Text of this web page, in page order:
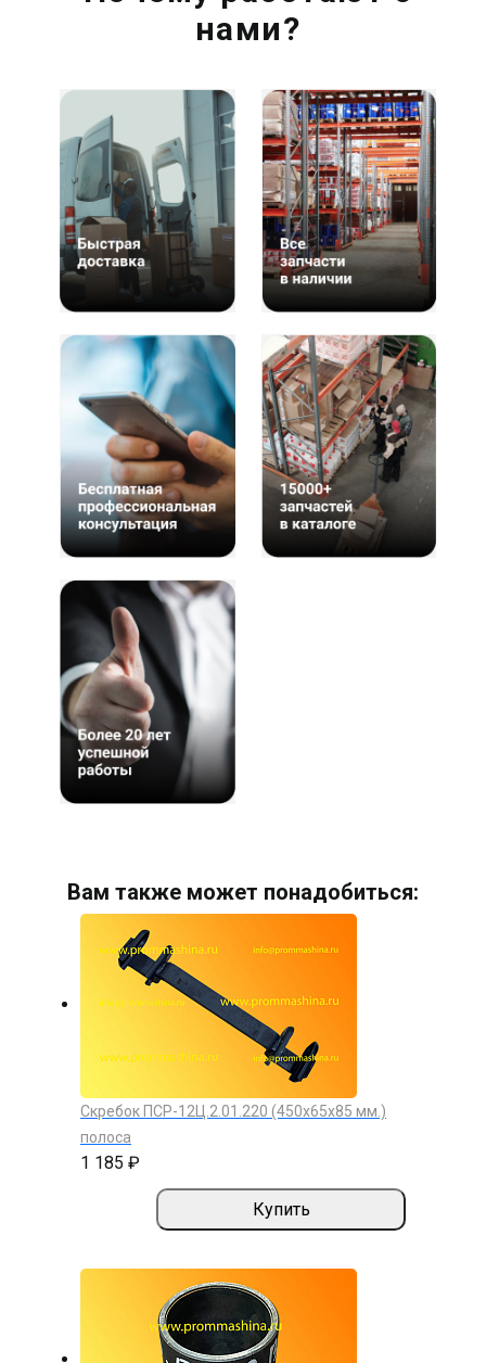
нами?
Вам также может понадобиться:
Скребок ПСР-12Ц.2.01.220 (450х65х85 мм.)
полоса
1 185 ₽
Купить